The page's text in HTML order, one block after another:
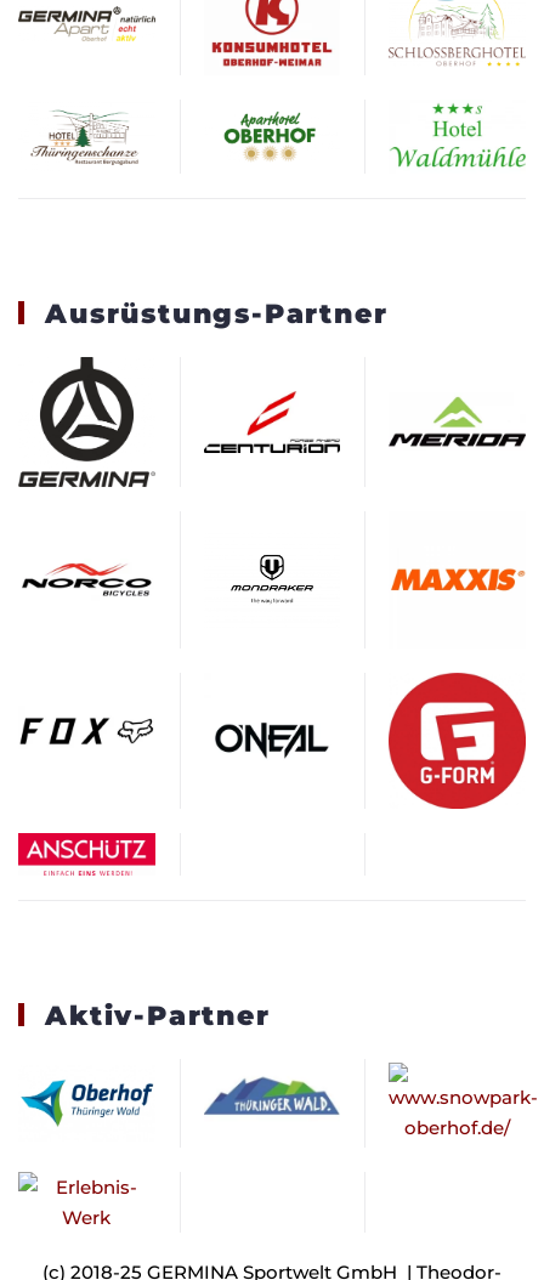
Ausrüstungs-Partner
Aktiv-Partner
(c) 2018-25 GERMINA Sportwelt GmbH | Theodor-